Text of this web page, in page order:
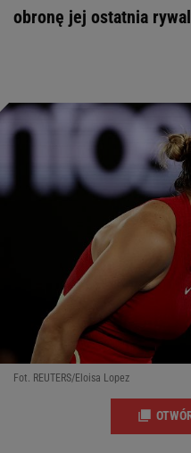
obronę jej ostatnia
Fot. REUTERS/Eloisa Lopez